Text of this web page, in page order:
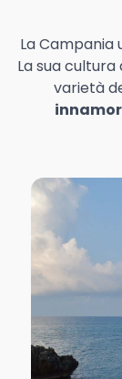
La
La sua
varietà